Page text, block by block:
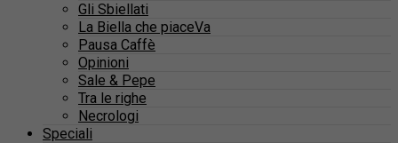
Gli Sbiellati
La Biella che piaceVa
Pausa Caffè
Opinioni
Sale & Pepe
Tra le righe
Necrologi
Speciali